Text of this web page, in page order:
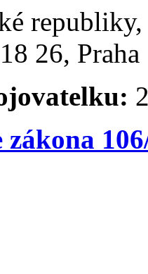
26,